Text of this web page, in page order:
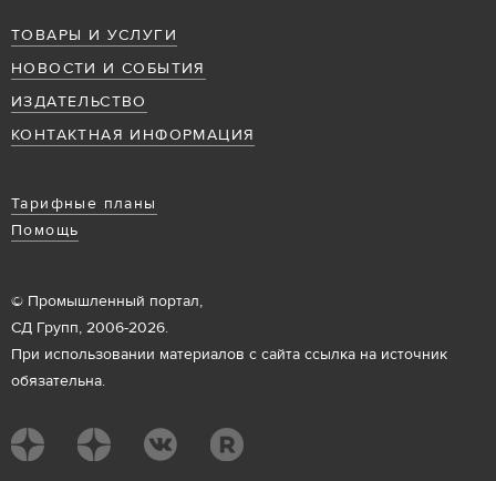
ТОВАРЫ И УСЛУГИ
НОВОСТИ И СОБЫТИЯ
ИЗДАТЕЛЬСТВО
КОНТАКТНАЯ ИНФОРМАЦИЯ
Тарифные планы
Помощь
© Промышленный портал,
СД Групп, 2006-2026.
При использовании материалов с сайта ссылка на источник
обязательна.